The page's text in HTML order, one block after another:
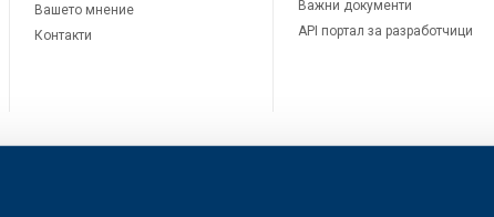
Вашето мнение
Контакти
Важни документи
API портал за разработчици